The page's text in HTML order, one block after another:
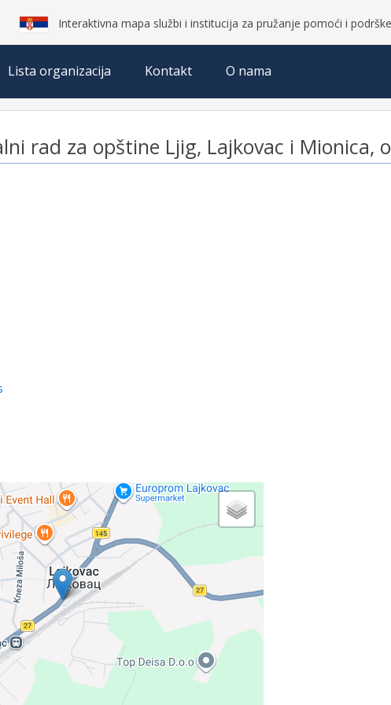
Interaktivna mapa službi i institucija za pružanje pomoći i
Lista organizacija Kontakt O nama
rad za opštine Ljig, Lajkovac i Mionica,